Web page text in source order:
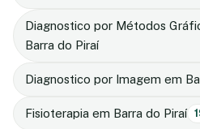
Diagnostico por Métodos
Barra do Piraí
Diagnostico por Imagem em
Fisioterapia em Barra do Piraí